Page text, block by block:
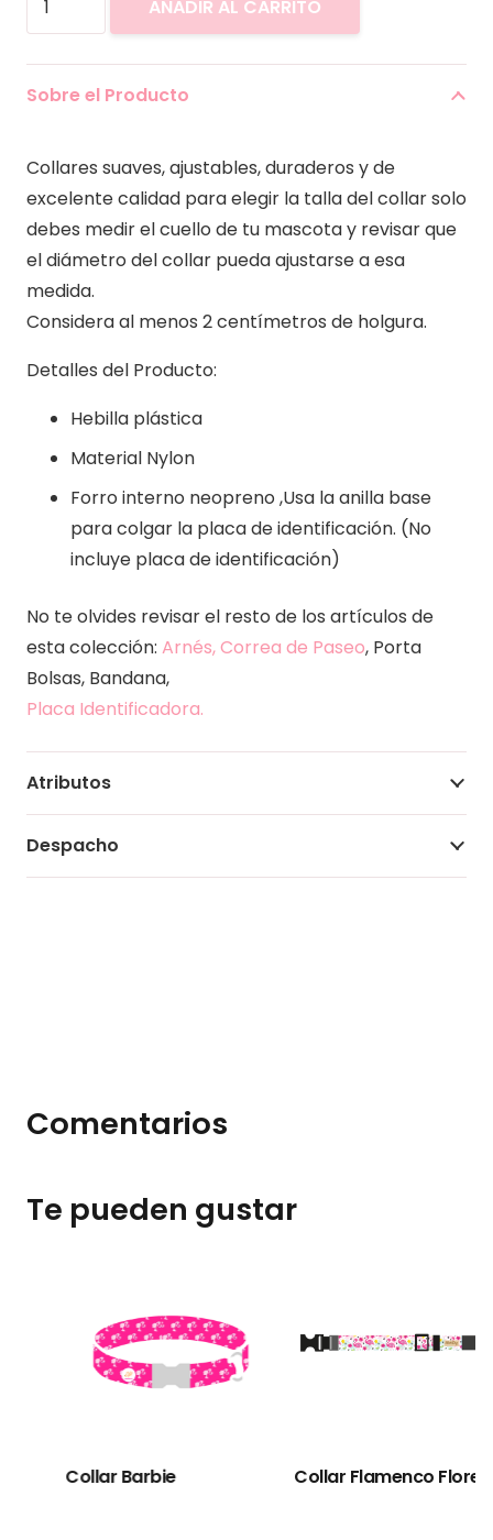
de
Rojo
AÑADIR AL CARRITO
Sobre el Producto
Collares suaves, ajustables, duraderos y de
excelente calidad para elegir la talla del collar solo
debes medir el cuello de tu mascota y revisar que
el diámetro del collar pueda ajustarse a esa
medida.
Considera al menos 2 centímetros de holgura.
Detalles del Producto:
Hebilla plástica
Material Nylon
Forro interno neopreno ,Usa la anilla base
para colgar la placa de identificación. (No
incluye placa de identificación)
No te olvides revisar el resto de los artículos de
esta colección: Arnés, Correa de Paseo, Porta
Bolsas, Bandana,
Placa Identificadora.
Atributos
Despacho
Comentarios
Te pueden gustar